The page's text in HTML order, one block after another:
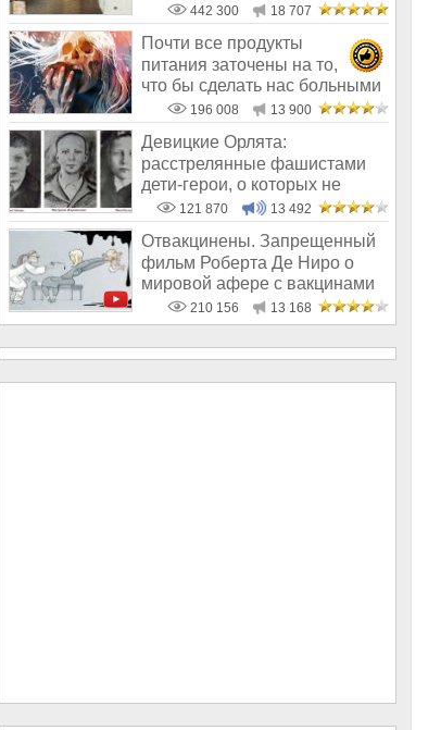
442 300 18 707
Почти все продукты
питания заточены на то,
что бы сделать нас больными
и бесплодным
196 008 13 900
Девицкие Орлята:
расстрелянные фашистами
дети-герои, о которых не
рассказывают в шк
121 870 13 492
Отвакцинены. Запрещенный
фильм Роберта Де Ниро о
мировой афере с вакцинами
210 156 13 168